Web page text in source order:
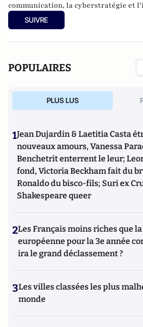
communication, la cyberstratégie et
économique, derniers livres : « L’art
idéologique » (le Cerf 2021) et « Fake
SUIVRE
POPULAIRES
PLUS LUS
1Jean Dujardin & Laetitia Casta
nouveaux amours, Vanessa
Benchetrit enterrent le leur;
fond, Victoria Beckham fait du
Ronaldo du bisco-fils; Suri ex
Shakespeare queer
2Les Français moins riches que
européenne pour la 3e année
ira le grand déclassement ?
3Les villes classées les plus
monde